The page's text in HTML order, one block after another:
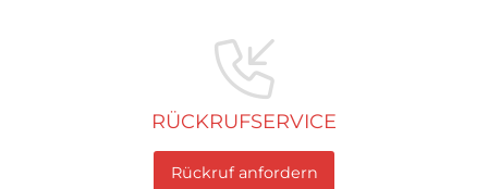
RÜCKRUFSERVICE
Rückruf anfordern